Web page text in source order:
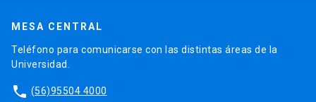
MESA CENTRAL
Teléfono para comunicarse con las distintas áreas de la
Universidad.
phone (56)95504 4000